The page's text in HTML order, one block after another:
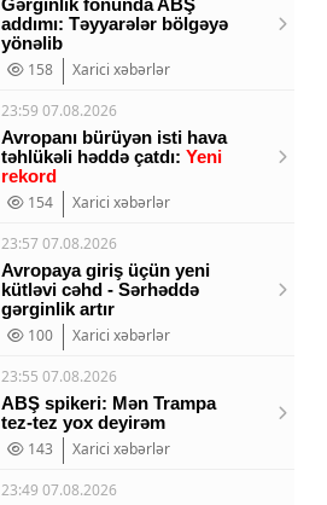
Gərginlik fonunda ABŞ
addımı: Təyyarələr bölgəyə
yönəlib
158
Xarici xəbərlər
23:59 07.08.2026
Avropanı bürüyən isti hava
təhlükəli həddə çatdı: Yeni
rekord
154
Xarici xəbərlər
23:57 07.08.2026
Avropaya giriş üçün yeni
kütləvi cəhd - Sərhəddə
gərginlik artır
100
Xarici xəbərlər
23:55 07.08.2026
ABŞ spikeri: Mən Trampa
tez-tez yox deyirəm
143
Xarici xəbərlər
23:49 07.08.2026